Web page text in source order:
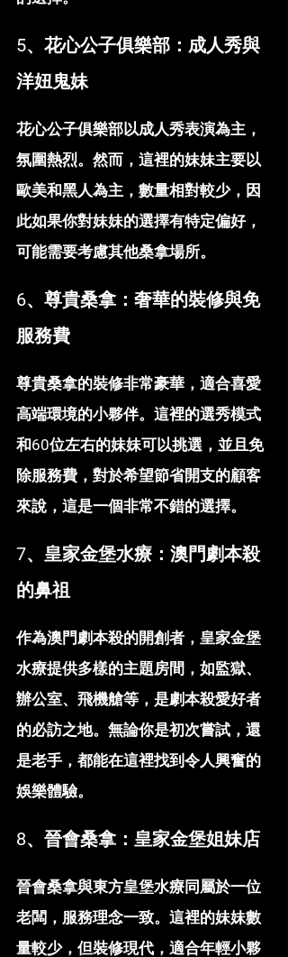
5、花心公子俱樂部：成人秀與
洋妞鬼妹
花心公子俱樂部以成人秀表演為主，
氛圍熱烈。然而，這裡的妹妹主要以
歐美和黑人為主，數量相對較少，因
此如果你對妹妹的選擇有特定偏好，
可能需要考慮其他桑拿場所。
6、尊貴桑拿：奢華的裝修與免
服務費
尊貴桑拿的裝修非常豪華，適合喜愛
高端環境的小夥伴。這裡的選秀模式
和60位左右的妹妹可以挑選，並且免
除服務費，對於希望節省開支的顧客
來說，這是一個非常不錯的選擇。
7、皇家金堡水療：澳門劇本殺
的鼻祖
作為澳門劇本殺的開創者，皇家金堡
水療提供多樣的主題房間，如監獄、
辦公室、飛機艙等，是劇本殺愛好者
的必訪之地。無論你是初次嘗試，還
是老手，都能在這裡找到令人興奮的
娛樂體驗。
8、晉會桑拿：皇家金堡姐妹店
晉會桑拿與東方皇堡水療同屬於一位
老闆，服務理念一致。這裡的妹妹數
量較少，但裝修現代，適合年輕小夥